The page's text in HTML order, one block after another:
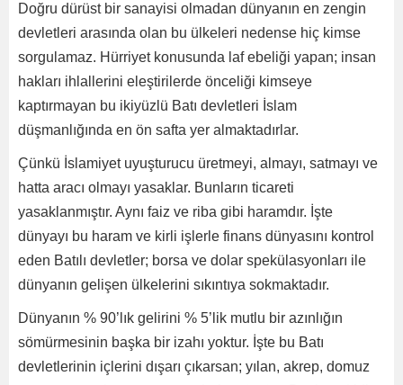
Doğru dürüst bir sanayisi olmadan dünyanın en zengin
devletleri arasında olan bu ülkeleri nedense hiç kimse
sorgulamaz. Hürriyet konusunda laf ebeliği yapan; insan
hakları ihlallerini eleştirilerde önceliği kimseye
kaptırmayan bu ikiyüzlü Batı devletleri İslam
düşmanlığında en ön safta yer almaktadırlar.
Çünkü İslamiyet uyuşturucu üretmeyi, almayı, satmayı ve
hatta aracı olmayı yasaklar. Bunların ticareti
yasaklanmıştır. Aynı faiz ve riba gibi haramdır. İşte
dünyayı bu haram ve kirli işlerle finans dünyasını kontrol
eden Batılı devletler; borsa ve dolar spekülasyonları ile
dünyanın gelişen ülkelerini sıkıntıya sokmaktadır.
Dünyanın % 90’lık gelirini % 5’lik mutlu bir azınlığın
sömürmesinin başka bir izahı yoktur. İşte bu Batı
devletlerinin içlerini dışarı çıkarsan; yılan, akrep, domuz